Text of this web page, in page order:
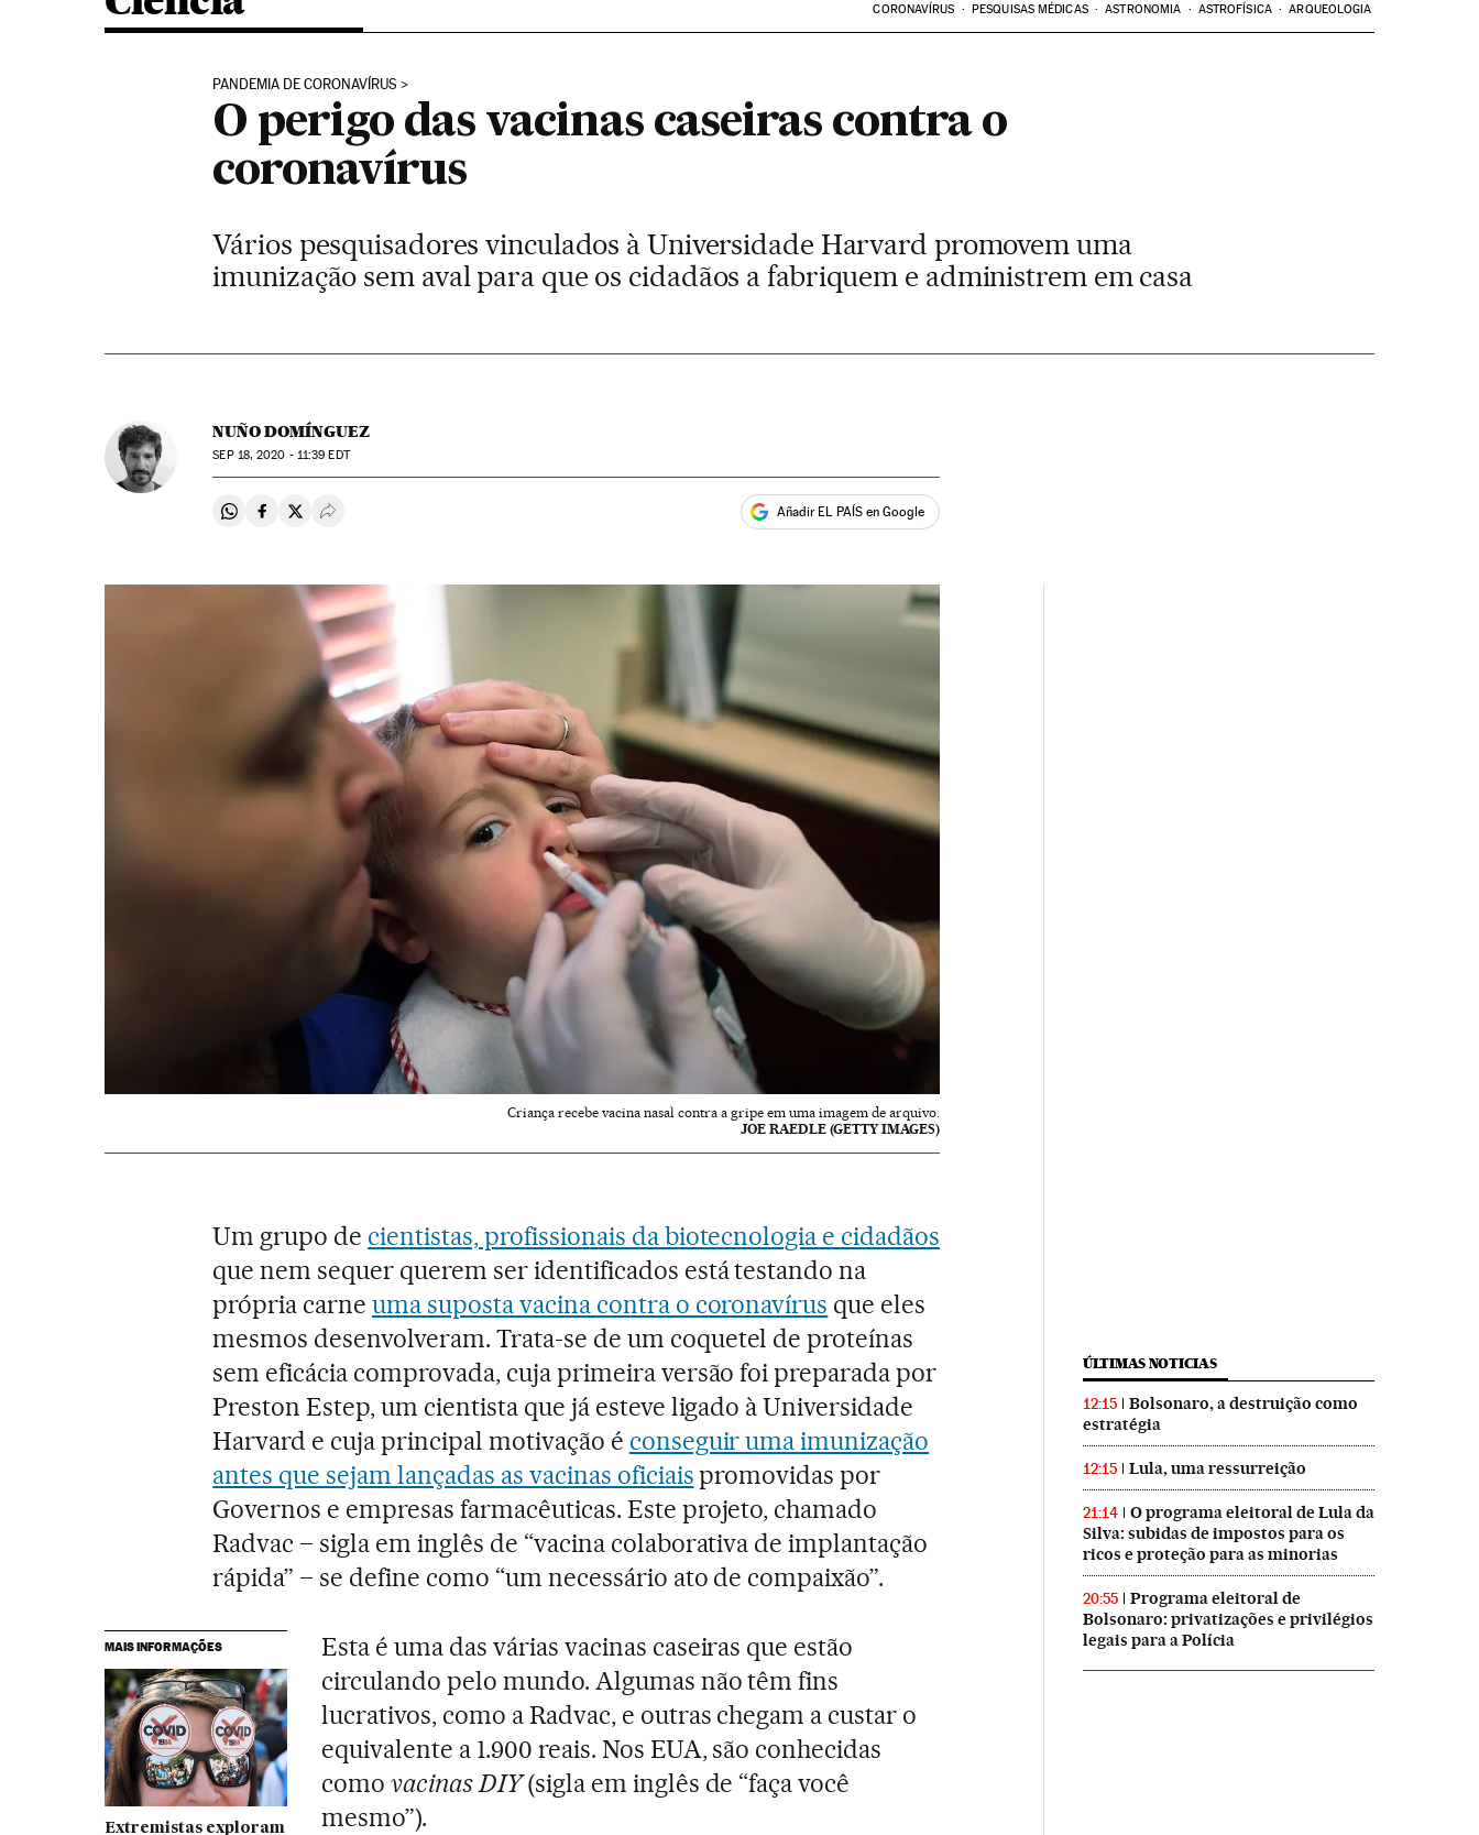
CORONAVÍRUS PESQUISAS MÉDICAS ASTRONOMIA ASTROFÍSICA ARQUEOLOGIA
PANDEMIA DE CORONAVÍRUS
O perigo das vacinas caseiras contra o
coronavírus
Vários pesquisadores vinculados à Universidade Harvard promovem uma
imunização sem aval para que os cidadãos a fabriquem e administrem em casa
NUÑO DOMÍNGUEZ
SEP18, 2020 - 11:39 EDT
Compartir en Whatsapp
Compartir en Facebook
Compartir en Twitter
Desplegar Redes Sociales Añadir EL PAÍS en Google
Criança recebe vacina nasal contra a gripe em uma imagem de arquivo.
JOE RAEDLE (GETTY IMAGES)
Um grupo de cientistas, profissionais da biotecnologia e cidadãos
que nem sequer querem ser identificados está testando na
própria carneuma suposta vacina contra o coronavírus que eles
mesmos desenvolveram. Trata-se de um coquetel de proteínas
sem eficácia comprovada, cuja primeira versão foi preparada por
Preston Estep, um cientista que já esteve ligado à Universidade
Harvard e cuja principal motivação é conseguir uma imunização
antes que sejam lançadas as vacinas oficiaispromovidas por
Governos e empresas farmacêuticas. Este projeto, chamado
Radvac – sigla em inglês de “vacina colaborativa de implantação
rápida” – se define como “um necessário ato de compaixão”.
MAIS INFORMAÇÕES
Extremistas exploram
Esta é uma das várias vacinas caseiras que estão
circulando pelo mundo. Algumas não têm fins
lucrativos, como a Radvac, e outras chegam a custar o
equivalente a 1.900 reais. Nos EUA, são conhecidas
comovacinas DIY(sigla em inglês de “faça você
mesmo”).
ÚLTIMAS NOTICIAS
12:15
Bolsonaro, a destruição como
estratégia
12:15 Lula, uma ressurreição
21:14
O programa eleitoral de Lula da
Silva: subidas de impostos para os
ricos e proteção para as minorias
20:55
Programa eleitoral de
Bolsonaro: privatizações e privilégios
legais para a Polícia